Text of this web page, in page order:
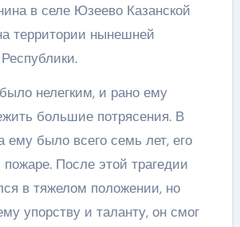
в селе Юзеево Казанской
территории нынешней
нелегким, и рано ему
большие потрясения. В
ему было всего семь лет, его
После этой трагедии
в тяжелом положении, но
упорству и таланту, он смог